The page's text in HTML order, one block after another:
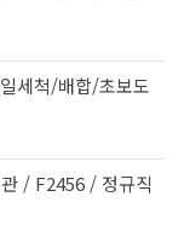
세척/배합/초보도
/ F2456 / 정규직